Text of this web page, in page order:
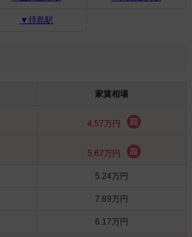
▼拝島駅
家賃相場
4.57万円
5.67万円
5.24万円
7.89万円
6.17万円